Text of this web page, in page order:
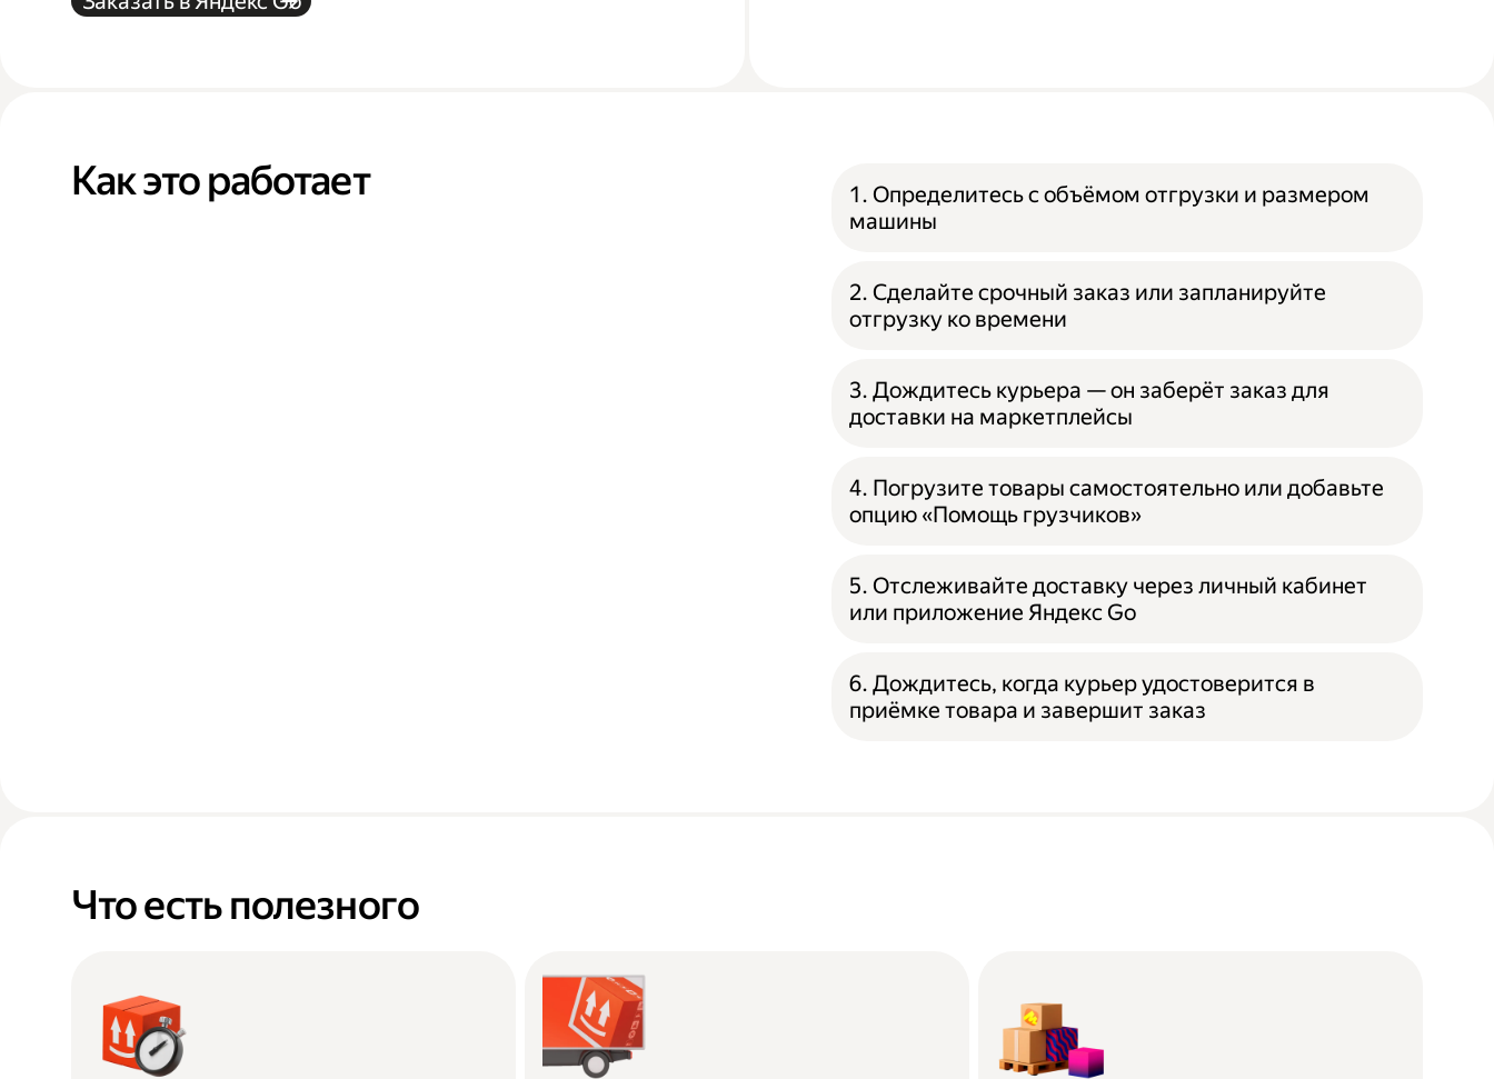
Как это работает
1. Определитесь с объёмом отгрузки и размером
машины
2. Сделайте срочный заказ или запланируйте
отгрузку ко времени
3. Дождитесь курьера — он заберёт заказ для
доставки на маркетплейсы
4. Погрузите товары самостоятельно или добавьте
опцию «Помощь грузчиков»
5. Отслеживайте доставку через личный кабинет
или приложение Яндекс Go
6. Дождитесь, когда курьер удостоверится в
приёмке товара и завершит заказ
Что есть полезного